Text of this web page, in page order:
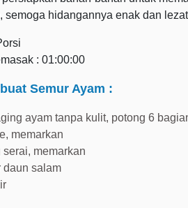
semoga hidangannya enak dan
: 01:00:00
Semur Ayam :
ayam tanpa kulit, potong 6
memarkan
serai, memarkan
daun salam